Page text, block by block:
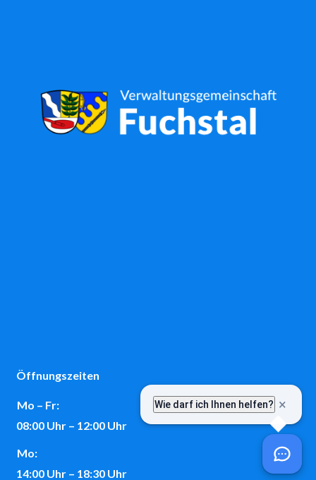
Öffnungszeiten
Mo – Fr:
08:00 Uhr – 12:00 Uhr
Mo:
14:00 Uhr – 18:30 Uhr